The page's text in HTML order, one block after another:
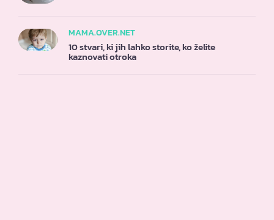
MAMA.OVER.NET
10 stvari, ki jih lahko storite, ko želite
kaznovati otroka